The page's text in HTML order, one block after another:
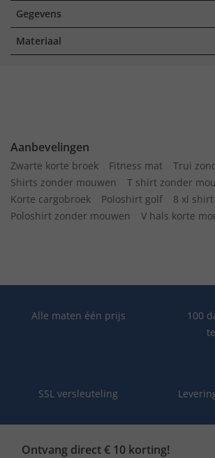
Gegevens
Materiaal
Aanbevelingen
Zwarte korte broek Fitness mat
Trui
Shirts zonder mouwen
T shirt zonder
Korte cargobroek
Poloshirt golf
8 xl shirt
Poloshirt zonder mouwen
V hals korte
Alle maten één prijs
100
SSL versleuteling
Ontvang direct € 10 korting!